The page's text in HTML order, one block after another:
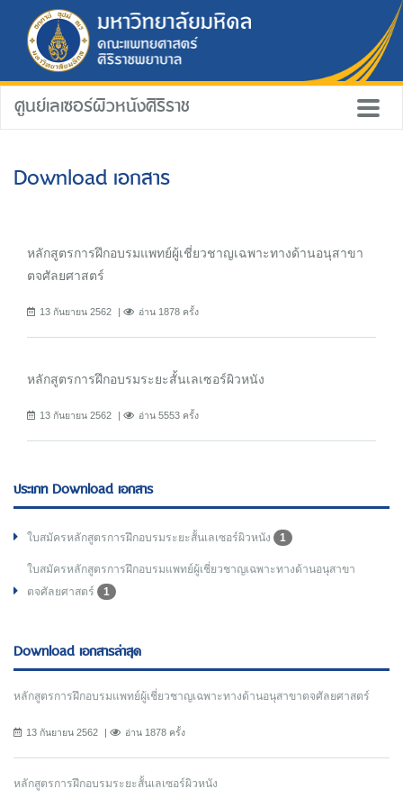
ศูนย์เลเซอร์ผิวหนังศิริราช
Download เอกสาร
หลักสูตรการฝึกอบรมแพทย์ผู้เชี่ยวชาญเฉพาะทางด้านอนุสาขา
ตจศัลยศาสตร์
13 กันยายน 2562 อ่าน 1878 ครั้ง
หลักสูตรการฝึกอบรมระยะสั้นเลเซอร์ผิวหนัง
13 กันยายน 2562 อ่าน 5553 ครั้ง
ประเภท Download เอกสาร
ใบสมัครหลักสูตรการฝึกอบรมระยะสั้นเลเซอร์ผิวหนัง 1
ใบสมัครหลักสูตรการฝึกอบรมแพทย์ผู้เชี่ยวชาญเฉพาะทางด้านอนุสาขา
ตจศัลยศาสตร์
1
Download เอกสารล่าสุด
หลักสูตรการฝึกอบรมแพทย์ผู้เชี่ยวชาญเฉพาะทางด้านอนุสาขาตจศัลยศาสตร์
13 กันยายน 2562 อ่าน 1878 ครั้ง
หลักสูตรการฝึกอบรมระยะสั้นเลเซอร์ผิวหนัง